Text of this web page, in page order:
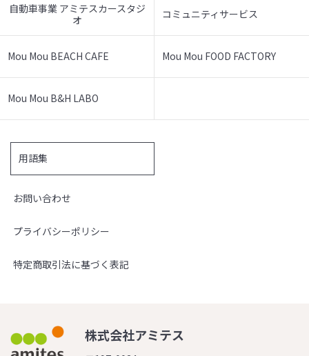
自動車事業 アミテスカースタジ
オ
コミュニティサービス
Mou Mou BEACH CAFE Mou Mou FOOD FACTORY
Mou Mou B&H LABO
用語集
お問い合わせ
プライバシーポリシー
特定商取引法に基づく表記
株式会社アミテス